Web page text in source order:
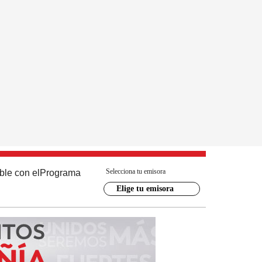
con el Programa Selecciona tu emisora
Elige tu emisora